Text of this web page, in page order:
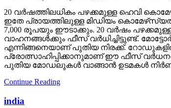
20 വര്‍ഷത്തിലധികം പഴക്കമുള്ള ഹെവി
ഇതേ പ്രായത്തിലുള്ള മിഡിയം
7,000 രൂപയും ഈടാക്കും. 20 വര്‍ഷം
വാഹനങ്ങള്‍ക്കും ഫീസ് വര്‍ധിച്ചിട്ടുണ്ട്.
എന്നിങ്ങനെയാണ് പുതിയ നിരക്ക്.
പ്രോത്സാഹിപ്പിക്കാനുമാണ് ഈ ഫീസ്
പുതിയ മോഡലുകള്‍ വാങ്ങാന്‍ ഉടമകള്‍
Continue Reading
india